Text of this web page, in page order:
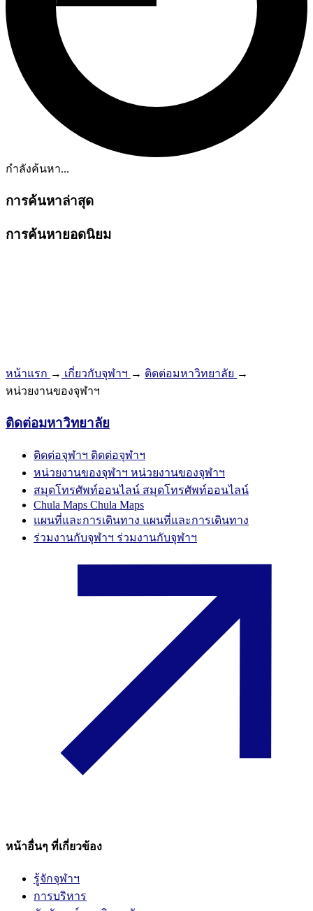
กำลังค้นหา...
การค้นหาล่าสุด
การค้นหายอดนิยม
หน้าแรก → เกี่ยวกับจุฬาฯ → ติดต่อมหาวิทยาลัย →
หน่วยงานของจุฬาฯ
ติดต่อมหาวิทยาลัย
ติดต่อจุฬาฯ ติดต่อจุฬาฯ
หน่วยงานของจุฬาฯ หน่วยงานของจุฬาฯ
สมุดโทรศัพท์ออนไลน์ สมุดโทรศัพท์ออนไลน์
Chula Maps Chula Maps
แผนที่และการเดินทาง แผนที่และการเดินทาง
ร่วมงานกับจุฬาฯ ร่วมงานกับจุฬาฯ
หน้าอื่นๆ ที่เกี่ยวข้อง
รู้จักจุฬาฯ
การบริหาร